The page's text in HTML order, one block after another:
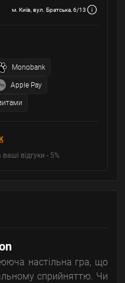
м. Київ, вул. Братська, 6/13
Monobank
Apple Pay
відгуки - 5%
настільна гра, що
сприйняттю. Чи